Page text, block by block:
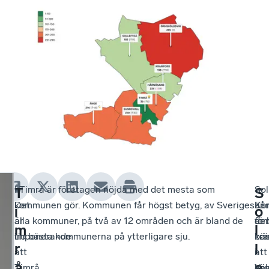
–
Det
är
imponerande
att
T
i
m
r
I Timrå är företagen nöjda med det mesta som
kommunen gör. Kommunen får högst betyg, av Sveriges
alla kommuner, på två av 12 områden och är bland de
tio bästa kommunerna på ytterligare sju.
–
är
i
S
o
l
l
är
i
–
att